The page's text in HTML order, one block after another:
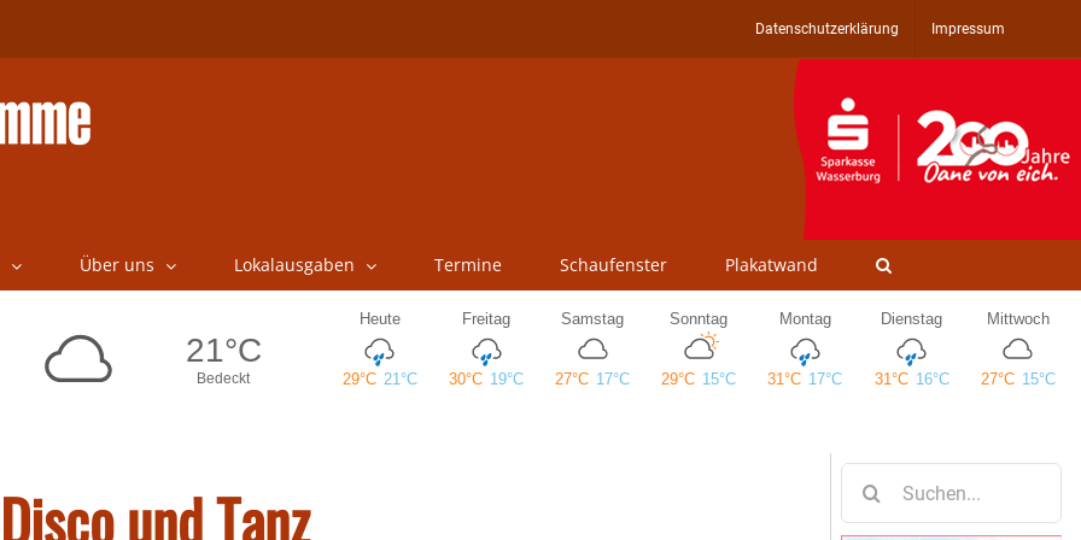
Datenschutzerklärung Impressum
Über uns Lokalausgaben Termine Schaufenster Plakatwand
und Tanz
nach: